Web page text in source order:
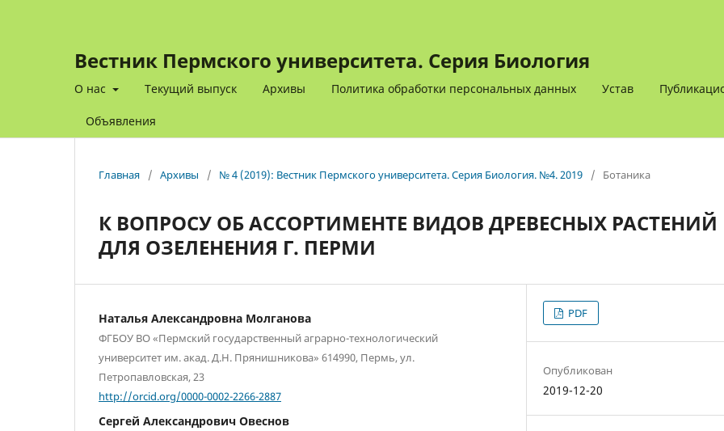
Вестник Пермского университета. Серия Биология
О нас Текущий выпуск Архивы Политика обработки персональных данных Устав
Объявления
Главная / Архивы / № 4 (2019): Вестник Пермского университета. Серия Биология. №4. 2019 / Ботаника
К ВОПРОСУ ОБ АССОРТИМЕНТЕ ВИДОВ ДРЕВЕСНЫХ РАСТЕНИЙ
ДЛЯ ОЗЕЛЕНЕНИЯ Г. ПЕРМИ
Наталья Александровна Молганова
ФГБОУ ВО «Пермский государственный аграрно-технологический
университет им. акад. Д.Н. Прянишникова» 614990, Пермь, ул.
Петропавловская, 23
http://orcid.org/0000-0002-2266-2887
Сергей Александрович Овеснов
PDF
Опубликован
2019-12-20